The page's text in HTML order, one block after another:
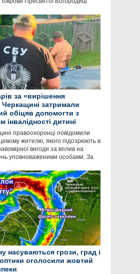
за «вирішення
Черкащині затримали
обіцяв допомогти з
дитині
правоохоронці повідомили
жителю, якого підозрюють в
вигоди за вплив на
уповноваженими особами. За
насуваються грози, град і
оголосили жовтий